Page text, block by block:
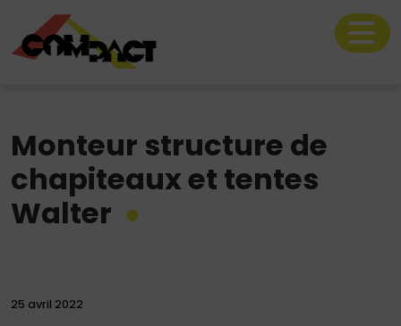
Monteur structure de
chapiteaux et tentes
Walter
25 avril 2022
Le catalogue location
Nos prestations
Rechercher